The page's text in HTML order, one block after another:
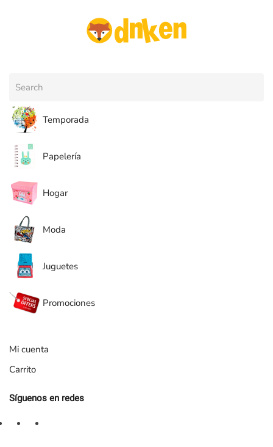
Skip to main content
Temporada
Papelería
Hogar
Moda
Juguetes
Promociones
Mi cuenta
Carrito
Síguenos en redes